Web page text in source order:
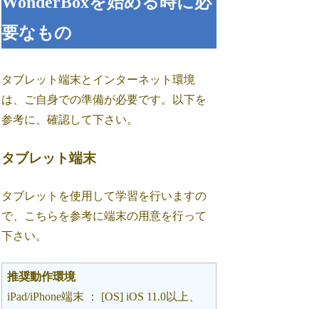
要なもの
タブレット端末とインターネット環境
は、ご自身での準備が必要です。以下を
参考に、確認して下さい。
タブレット端末
タブレットを使用して学習を行いますの
で、こちらを参考に端末の用意を行って
下さい。
推奨動作環境
iPad/iPhone端末 ： [OS] iOS 11.0以上、